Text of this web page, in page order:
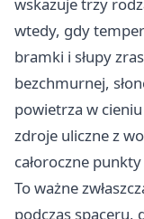
wtedy, gdy
bramki i słupy
bezchmurnej,
powietrza w
zdroje uliczne z
całoroczne
To ważne
podczas